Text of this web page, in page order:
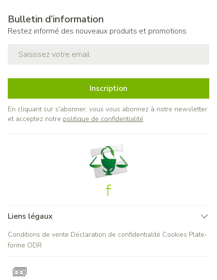
Bulletin d’information
Restez informé des nouveaux produits et promotions
Inscription
En cliquant sur s'abonner, vous vous abonnez à notre newsletter
et acceptez notre politique de confidentialité.
Liens légaux
Conditions de vente Déclaration de confidentialité Cookies Plate-
forme ODR